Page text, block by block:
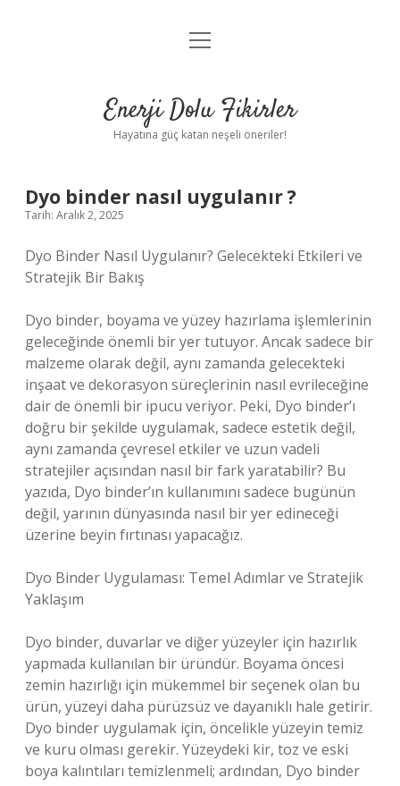
Anasayfa
Yasal Uyarı
menüyü
Enerji Dolu Fikirler
Hayatına güç katan neşeli öneriler!
Dyo binder nasıl uygulanır ?
Tarih: Aralık 2, 2025
Dyo Binder Nasıl Uygulanır? Gelecekteki Etkileri ve
Stratejik Bir Bakış
Dyo binder, boyama ve yüzey hazırlama işlemlerinin
geleceğinde önemli bir yer tutuyor. Ancak sadece bir
malzeme olarak değil, aynı zamanda gelecekteki
inşaat ve dekorasyon süreçlerinin nasıl evrileceğine
dair de önemli bir ipucu veriyor. Peki, Dyo binder’ı
doğru bir şekilde uygulamak, sadece estetik değil,
aynı zamanda çevresel etkiler ve uzun vadeli
stratejiler açısından nasıl bir fark yaratabilir? Bu
yazıda, Dyo binder’ın kullanımını sadece bugünün
değil, yarının dünyasında nasıl bir yer edineceği
üzerine beyin fırtınası yapacağız.
Dyo Binder Uygulaması: Temel Adımlar ve Stratejik
Yaklaşım
Dyo binder, duvarlar ve diğer yüzeyler için hazırlık
yapmada kullanılan bir üründür. Boyama öncesi
zemin hazırlığı için mükemmel bir seçenek olan bu
ürün, yüzeyi daha pürüzsüz ve dayanıklı hale getirir.
Dyo binder uygulamak için, öncelikle yüzeyin temiz
ve kuru olması gerekir. Yüzeydeki kir, toz ve eski
boya kalıntıları temizlenmeli; ardından, Dyo binder